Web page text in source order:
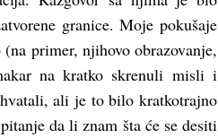
granice. Moje pokušaje
primer, njihovo obrazovanje,
na kratko skrenuli misli i
ali je to bilo kratkotrajno
da li znam šta će se desiti